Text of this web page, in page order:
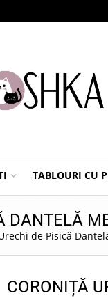
TABLOURI CU
DANTELĂ
de Pisică
CORONIȚĂ